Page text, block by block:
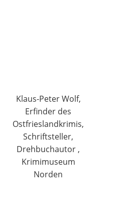
Klaus-Peter Wolf,
Erfinder des
Ostfrieslandkrimis,
Schriftsteller,
Drehbuchautor ,
Krimimuseum
Norden